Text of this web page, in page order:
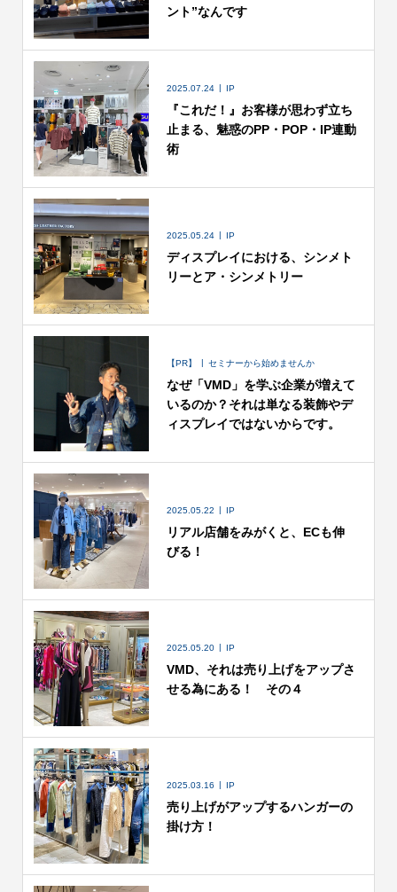
ント”なんです
2025.07.24 IP
『これだ！』お客様が思わず立ち
止まる、魅惑のPP・POP・IP連動
術
2025.05.24 IP
ディスプレイにおける、シンメト
リーとア・シンメトリー
【PR】 セミナーから始めませんか
なぜ「VMD」を学ぶ企業が増えて
いるのか？それは単なる装飾やデ
ィスプレイではないからです。
2025.05.22 IP
リアル店舗をみがくと、ECも伸
びる！
2025.05.20 IP
VMD、それは売り上げをアップさ
せる為にある！ その４
2025.03.16 IP
売り上げがアップするハンガーの
掛け方！